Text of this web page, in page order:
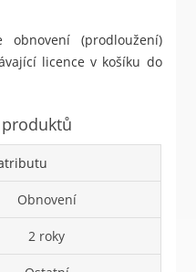
(prodloužení)
licence v košíku do
Obnovení
2 roky